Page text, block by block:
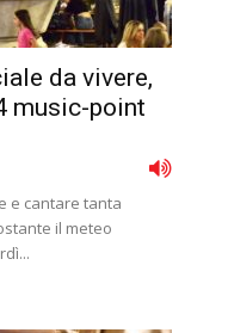
da vivere,
music-point
e cantare tanta
il meteo